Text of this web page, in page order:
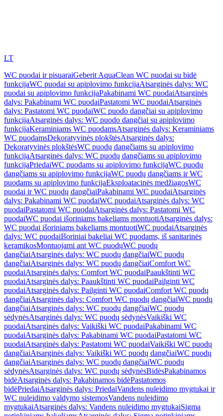
LT
WC puodai ir pisuaraiGeberit AquaClean WC puodai su bidė
funkcijaWC puodai su apiplovimo funkcijaAtsarginės dalys: WC
puodai su apiplovimo funkcijaPakabinami WC puodaiAtsarginės
dalys: Pakabinami WC puodaiPastatomi WC puodaiAtsarginės
dalys: Pastatomi WC puodaiWC puodo dangčiai su apiplovimo
funkcijaAtsarginės dalys: WC puodo dangčiai su apiplovimo
funkcijaKeraminiams WC puodamsAtsarginės dalys: Keraminiams
WC puodamsDekoratyvinės plokštėsAtsarginės dalys:
Dekoratyvinės plokštėsWC puodų dangčiams su apiplovimo
funkcijaAtsarginės dalys: WC puodų dangčiams su apiplovimo
funkcijaPriedaiWC puodams su apiplovimo funkcijaWC puodų
dangčiams su apiplovimo funkcijaWC puodų dangčiams ir WC
puodams su apiplovimo funkcijaEksploatacinės medžiagosWC
puodai ir WC puodų dangčiaiPakabinami WC puodaiAtsarginės
dalys: Pakabinami WC puodaiWC puodaiAtsarginės dalys: WC
puodaiPastatomi WC puodaiAtsarginės dalys: Pastatomi WC
puodaiWC puodai išoriniams bakeliams montuotiAtsarginės dalys:
WC puodai išoriniams bakeliams montuotiWC puodaiAtsarginės
dalys: WC puodaiIšoriniai bakeliai WC puodams, iš sanitarinės
keramikosMontuojami ant WC puodųWC puodų
dangčiaiAtsarginės dalys: WC puodų dangčiaiWC puodų
dangčiaiAtsarginės dalys: WC puodų dangčiaiComfort WC
puodaiAtsarginės dalys: Comfort WC puodaiPaaukštinti WC
puodaiAtsarginės dalys: Paaukštinti WC puodaiPailginti WC
puodaiAtsarginės dalys: Pailginti WC puodaiComfort WC puodų
dangčiaiAtsarginės dalys: Comfort WC puodų dangčiaiWC puodų
dangčiaiAtsarginės dalys: WC puodų dangčiaiWC puodų
sėdynėsAtsarginės dalys: WC puodų sėdynėsVaikiški WC
puodaiAtsarginės dalys: Vaikiški WC puodaiPakabinami WC
puodaiAtsarginės dalys: Pakabinami WC puodaiPastatomi WC
puodaiAtsarginės dalys: Pastatomi WC puodaiVaikiški WC puodų
dangčiaiAtsarginės dalys: Vaikiški WC puodų dangčiaiWC puodų
dangčiaiAtsarginės dalys: WC puodų dangčiaiWC puodų
sėdynėsAtsarginės dalys: WC puodų sėdynėsBidėsPakabinamos
bidėAtsarginės dalys: Pakabinamos bidėPastatomos
bidėPriedaiAtsarginės dalys: PriedaiVandens nuleidimo mygtukai ir
WC nuleidimo valdymo sistemosVandens nuleidimo
mygtukaiAtsarginės dalys: Vandens nuleidimo mygtukaiSigma